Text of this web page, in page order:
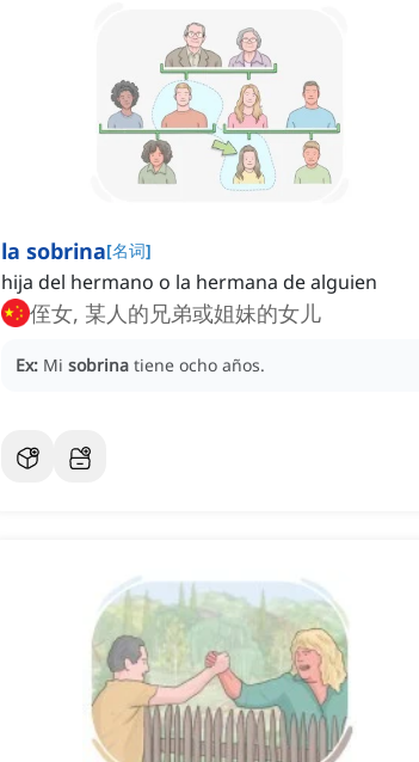
la sobrina[名词]
hija del hermano o la hermana de alguien
侄女, 某人的兄弟或姐妹的女儿
Ex: Mi sobrina tiene ocho años.